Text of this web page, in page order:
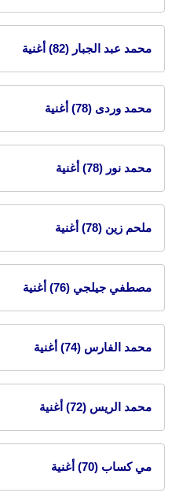
محمد عبد الجبار (82) أغنية
محمد وردى (78) أغنية
محمد نور (78) أغنية
ملحم زين (78) أغنية
مصطفي جيلجي (76) أغنية
محمد الفارس (74) أغنية
محمد الريس (72) أغنية
مي كساب (70) أغنية